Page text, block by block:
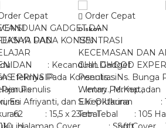
DAN
DAN
PRINSIP
:
: 62
Cepat
GADGET DAN
PADA KONSENTRASI
: Kecanduan Gadget
Efeknya Pada Konsentrasi
Penulis : Intan Permata
Esi Afriyanti, dan Elvi Oktarina
: 15,5 x 23cm Tebal
Order Cepat
Diskon
13%
KECEMASAN DAN
CHILDHOOD
Penulis : Ns. Bunga
Wenny., M.Kep., dan
S.Kep Ukuran :
Tebal : 105